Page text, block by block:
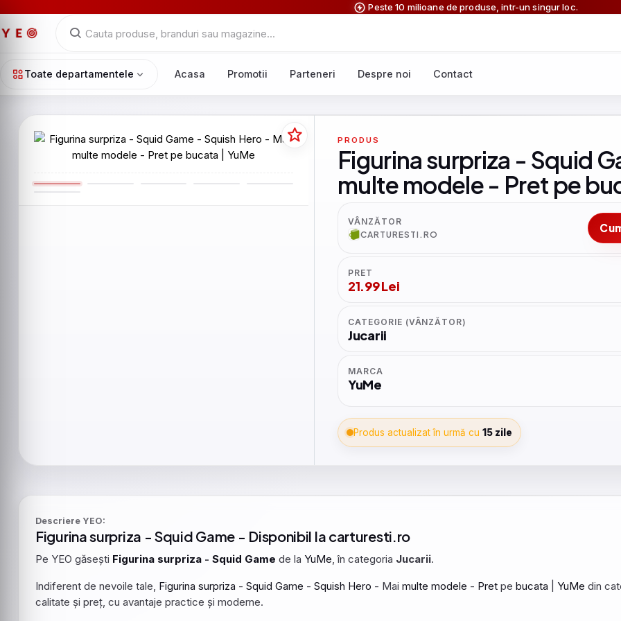
Peste 10 milioane de produse, intr-un singur loc.
Toate departamentele Acasa Promotii Parteneri Despre noi Contact
PRODUS
Figurina surpriza - Squid
multe modele - Pret pe
VÂNZĂTOR
CARTURESTI.RO
PRET
21.99 Lei
CATEGORIE (VÂNZĂTOR)
Jucarii
MARCA
YuMe
Produs actualizat în urmă cu 15 zile
Descriere YEO:
Figurinasurpriza -Squid Game - Disponibil la carturesti.ro
Pe YEO găsești Figurina surpriza - Squid Game de la YuMe, în categoria Jucarii.
Indiferent de nevoile tale, Figurina surpriza - Squid Game - Squish Hero - Mai multe modele - Pret pe bucata YuMe din
calitate și preț, cu avantaje practice și moderne.